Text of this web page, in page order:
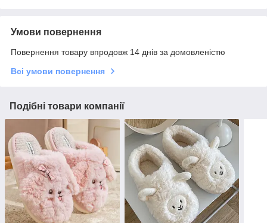
Умови повернення
Повернення товару впродовж 14 днів за домовленістю
Всі умови повернення
Подібні товари компанії